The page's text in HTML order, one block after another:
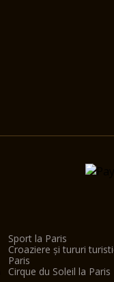
Sport la Paris
Croaziere și tururi
Paris
Cirque du Soleil la Paris